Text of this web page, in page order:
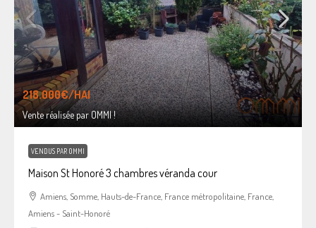
218.000€/HAI
Vente réalisée par OMMI !
VENDUS PAR OMMI
Maison St Honoré 3 chambres véranda cour
Amiens, Somme, Hauts-de-France, France métropolitaine, France,
Amiens - Saint-Honoré